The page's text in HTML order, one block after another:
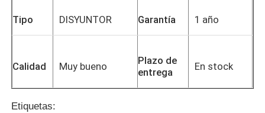
Tipo DISYUNTOR Garantía 1 año
Calidad Muy bueno
Plazo de
entrega
En stock
Etiquetas: